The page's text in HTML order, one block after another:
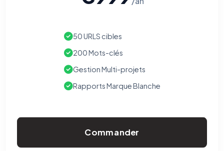
50 URLS cibles
200 Mots-clés
Gestion Multi-projets
Rapports Marque Blanche
Commander